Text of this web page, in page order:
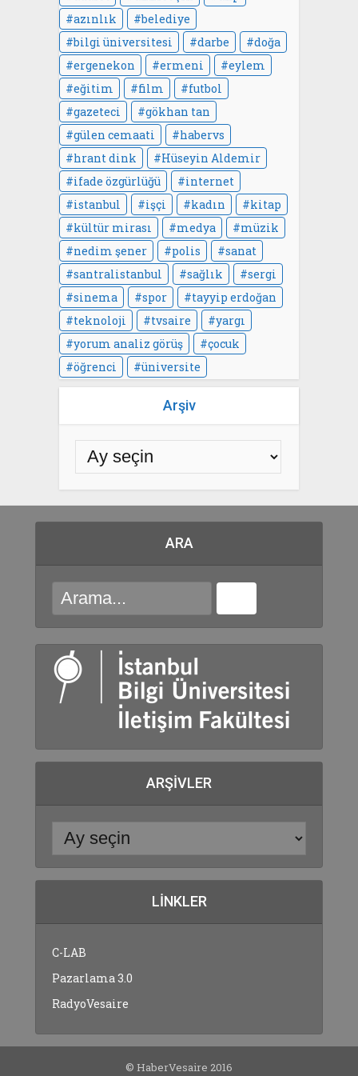
azınlık
belediye
bilgi üniversitesi
darbe
doğa
ergenekon
ermeni
eylem
eğitim
film
futbol
gazeteci
gökhan tan
gülen cemaati
habervs
hrant dink
Hüseyin Aldemir
ifade özgürlüğü
internet
istanbul
işçi kadın
kitap
kültür mirası
medya
müzik
nedim şener
polis
sanat
santralistanbul
sağlık
sergi
sinema
spor
tayyip erdoğan
teknoloji
tvsaire
yargı
yorum analiz görüş
çocuk
öğrenci
üniversite
Arşiv
ARA
ARŞIVLER
LINKLER
C-LAB
Pazarlama 3.0
RadyoVesaire
© HaberVesaire 2016